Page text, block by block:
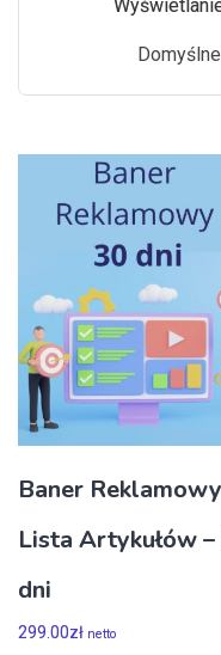
Baner
Lista Artykułów
dni
299.00zł netto